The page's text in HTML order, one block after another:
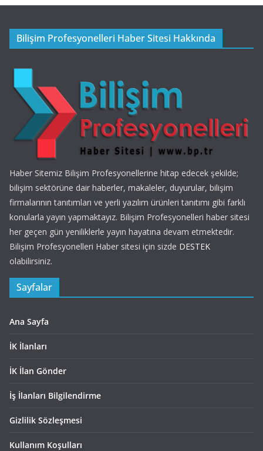
Bilişim Profesyonelleri Haber Sitesi Hakkında
Haber Sitemiz Bilişim Profesyonellerine hitap edecek şekilde;
bilişim sektörüne dair haberler, makaleler, duyurular, bilişim
firmalarının tanıtımları ve yerli yazılım ürünleri tanıtımı gibi farklı
konularla yayın yapmaktayız. Bilişim Profesyonelleri haber sitesi
her geçen gün yeniliklerle yayın hayatına devam etmektedir.
Bilişim Profesyonelleri Haber sitesi için sizde DESTEK
olabilirsiniz.
Sayfalar
Ana Sayfa
İK İlanları
İK İlan Gönder
İş İlanları Bilgilendirme
Gizlilik Sözleşmesi
Kullanım Koşulları